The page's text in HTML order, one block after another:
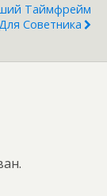
Таймфрейм
Советника